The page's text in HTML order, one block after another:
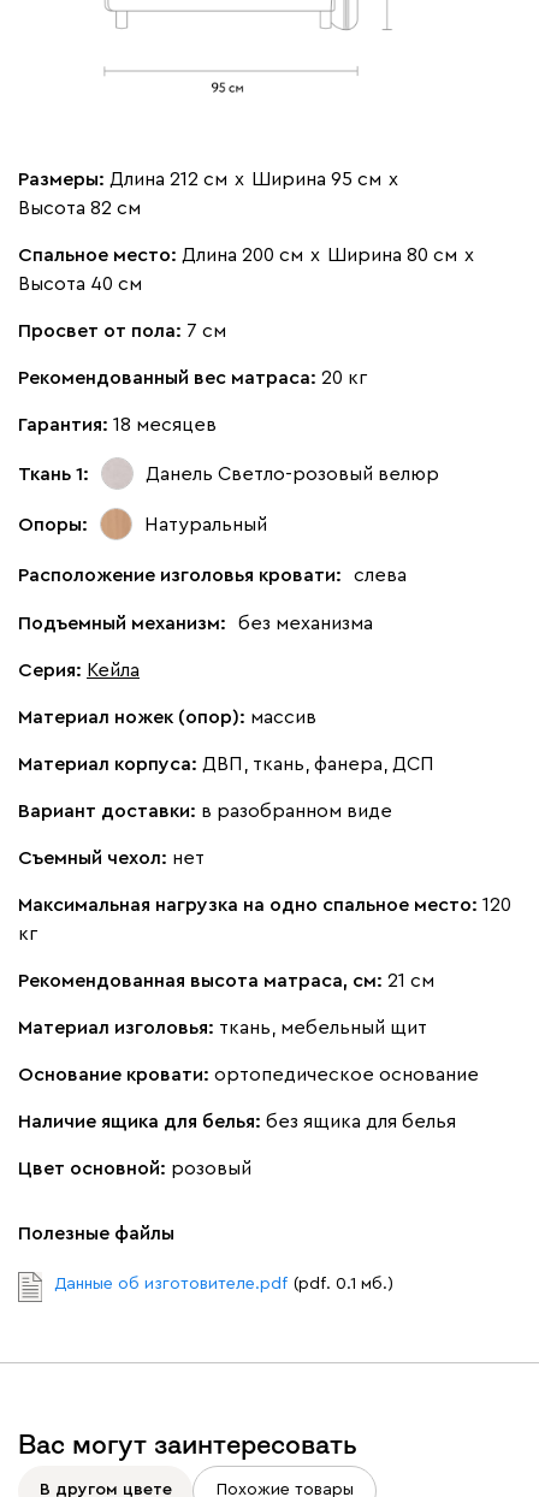
Размеры: Длина 212 см х Ширина 95 см х
Высота 82 см
Спальное место: Длина 200 см х Ширина 80 см х
Высота 40 см
Просвет от пола: 7 см
Рекомендованный вес матраса: 20 кг
Гарантия: 18 месяцев
Ткань 1: Данель Светло-розовый велюр
Опоры: Натуральный
Расположение изголовья кровати: слева
Подъемный механизм: без механизма
Серия: Кейла
Материал ножек (опор): массив
Материал корпуса: ДВП, ткань, фанера, ДСП
Вариант доставки: в разобранном виде
Съемный чехол: нет
Максимальная нагрузка на одно спальное место: 120
кг
Рекомендованная высота матраса, см: 21 см
Материал изголовья: ткань, мебельный щит
Основание кровати: ортопедическое основание
Наличие ящика для белья: без ящика для белья
Цвет основной: розовый
Полезные файлы
Данные об изготовителе.pdf (pdf. 0.1 мб.)
Вас могут заинтересовать
В другом цвете Похожие товары